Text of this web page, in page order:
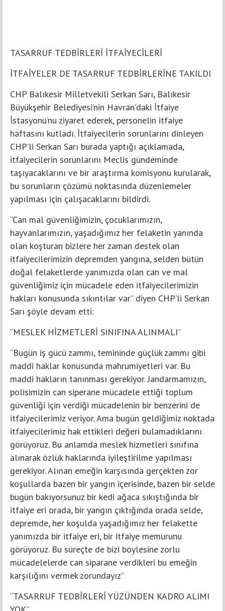
TASARRUF TEDBİRLERİ İTFAİYECİLERİ
İTFAİYELER DE TASARRUF TEDBİRLERİNE TAKILDI
CHP Balıkesir Milletvekili Serkan Sarı, Balıkesir
Büyükşehir Belediyesi’nin Havran’daki İtfaiye
İstasyonu’nu ziyaret ederek, personelin itfaiye
haftasını kutladı. İtfaiyecilerin sorunlarını dinleyen
CHP’li Serkan Sarı burada yaptığı açıklamada,
itfaiyecilerin sorunlarını Meclis gündeminde
taşıyacaklarını ve bir araştırma komisyonu kurularak,
bu sorunların çözümü noktasında düzenlemeler
yapılması için çalışacaklarını bildirdi.
“Can mal güvenliğimizin, çocuklarımızın,
hayvanlarımızın, yaşadığımız her felaketin yanında
olan koşturan bizlere her zaman destek olan
itfaiyecilerimizin depremden yangına, selden bütün
doğal felaketlerde yanımızda olan can ve mal
güvenliğimiz için mücadele eden itfaiyecilerimizin
hakları konusunda sıkıntılar var” diyen CHP’li Serkan
Sarı şöyle devam etti:
“MESLEK HİZMETLERİ SINIFINA ALINMALI”
“Bugün iş gücü zammı, temininde güçlük zammı gibi
maddi haklar konusunda mahrumiyetleri var. Bu
maddi hakların tanınması gerekiyor. Jandarmamızın,
polisimizin can siperane mücadele ettiği toplum
güvenliği için verdiği mücadelenin bir benzerini de
itfaiyecilerimiz veriyor. Ama bugün geldiğimiz noktada
itfaiyecilerimiz hak ettikleri değeri bulamadıklarını
görüyoruz. Bu anlamda meslek hizmetleri sınıfına
alınarak özlük haklarında iyileştirilme yapılması
gerekiyor. Alınan emeğin karşısında gerçekten zor
koşullarda bazen bir yangın içerisinde, bazen bir selde
bugün bakıyorsunuz bir kedi ağaca sıkıştığında bir
itfaiye eri orada, bir yangın çıktığında orada selde,
depremde, her koşulda yaşadığımız her felakette
yanımızda bir itfaiye eri, bir itfaiye memurunu
görüyoruz. Bu süreçte de bizi böylesine zorlu
mücadelelerde can siparane verdikleri bu emeğin
karşılığını vermek zorundayız”
“TASARRUF TEDBİRLERİ YÜZÜNDEN KADRO ALIMI